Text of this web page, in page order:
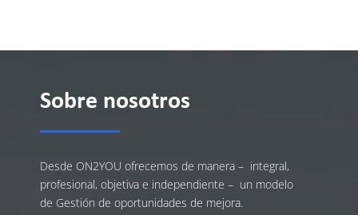
Sobre nosotros
Desde ON2YOU ofrecemos de manera – integral,
profesional, objetiva e independiente – un modelo
de Gestión de oportunidades de mejora.